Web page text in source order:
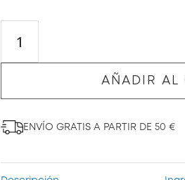
AÑADIR AL
ENVÍO GRATIS A PARTIR DE 50 €